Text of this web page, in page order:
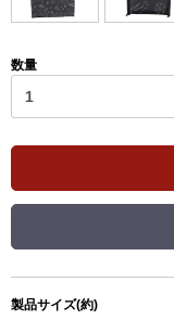
数量
製品サイズ(約)